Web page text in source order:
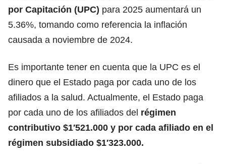
por Capitación (UPC) para 2025 aumentará un
5.36%, tomando como referencia la inflación
causada a noviembre de 2024.
Es importante tener en cuenta que la UPC es el
dinero que el Estado paga por cada uno de los
afiliados a la salud. Actualmente, el Estado paga
por cada uno de los afiliados del régimen
contributivo $1′521.000 y por cada afiliado en el
régimen subsidiado $1′323.000.